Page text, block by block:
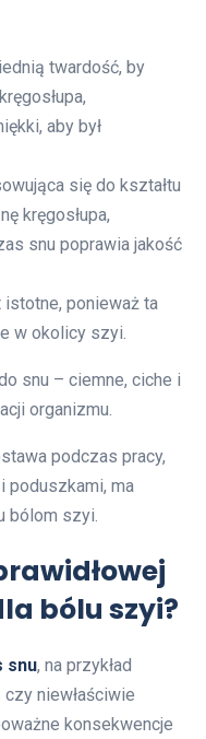
twardość, by
aby był
się do kształtu
kręgosłupa,
snu poprawia jakość
istotne, ponieważ ta
w okolicy szyi.
snu – ciemne, ciche i
organizmu.
podczas pracy,
poduszkami, ma
bólom szyi.
bólu szyi?
snu, na przykład
niewłaściwie
konsekwencje